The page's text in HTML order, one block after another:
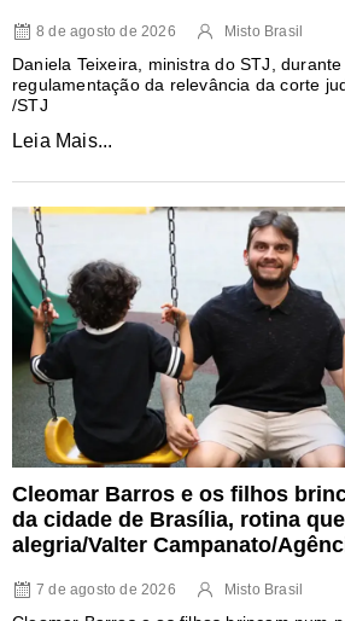
8 de agosto de 2026 Misto Brasil
Daniela Teixeira, ministra do STJ,
regulamentação da relevância da corte
/STJ
Leia Mais...
Cleomar Barros e os filhos
da cidade de Brasília, rotina
alegria/Valter Campanato/
7 de agosto de 2026 Misto Brasil